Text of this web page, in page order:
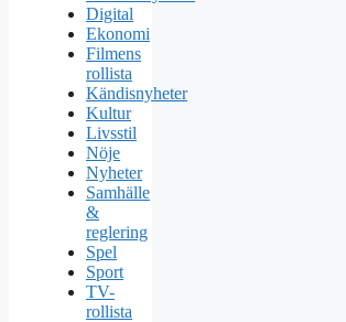
Digital
Ekonomi
Filmens
rollista
Kändisnyheter
Kultur
Livsstil
Nöje
Nyheter
Samhälle
&
reglering
Spel
Sport
TV-
rollista